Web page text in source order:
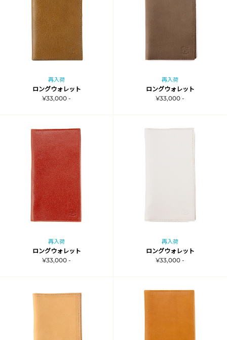
再入荷
ロングウォレット
¥33,000 -
再入荷
ロングウォレット
¥33,000 -
再入荷
ロングウォレット
¥33,000 -
再入荷
ロングウォレット
¥33,000 -